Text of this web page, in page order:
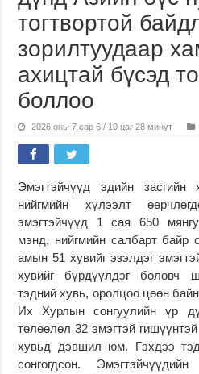
тогтвортой
зорилтуудаар
ахицтай бүсэд
боллоо
2026 оны 7 сар 6 / 10 цаг 28 минут
Эмэгтэйчүүд эдийн
нийгмийн хүлээлт
эмэгтэйчүүд 1 сая 650
мэнд, нийгмийн салбарт байр
амын 51 хувийг эзэлдэг
хувийг бүрдүүлдэг боловч
тэдний хувь, оролцоо цөөн
Их Хурлын сонгуулийн үр
төлөөлөл 32 эмэгтэй
хувьд дэвшил юм. Гэхдээ
сонгогдсон.